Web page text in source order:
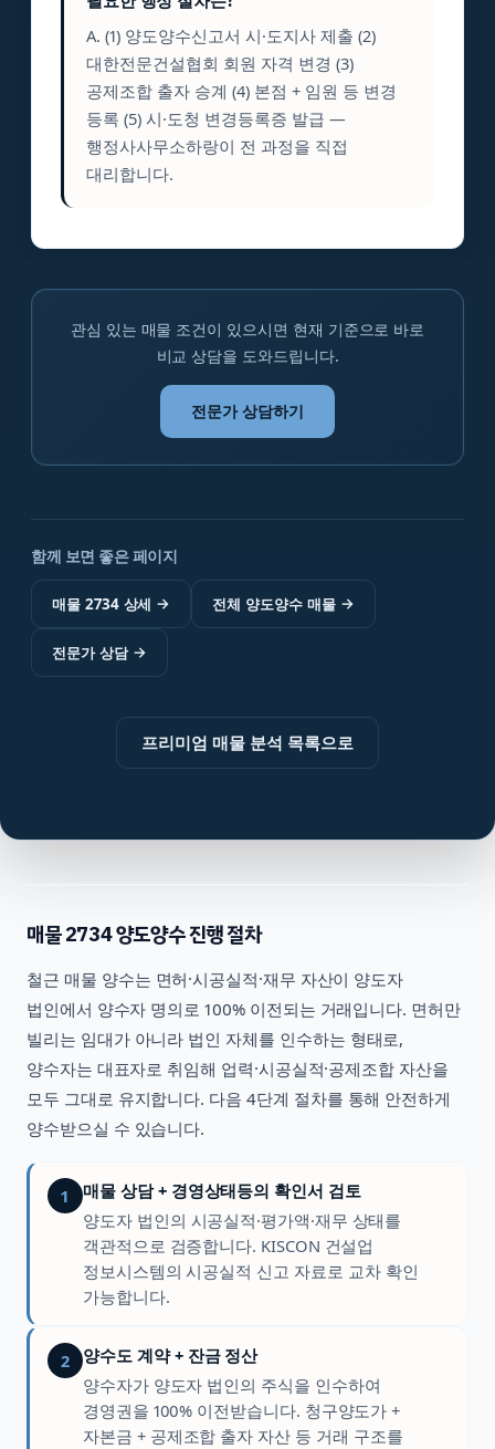
A. (1) 양도양수신고서 시·도지사 제출 (2)
대한전문건설협회 회원 자격 변경 (3)
공제조합 출자 승계 (4) 본점 + 임원 등 변경
등록 (5) 시·도청 변경등록증 발급 —
행정사사무소하랑이 전 과정을 직접
대리합니다.
관심 있는 매물 조건이 있으시면 현재 기준으로 바로
비교 상담을 도와드립니다.
전문가 상담하기
함께 보면 좋은 페이지
매물 2734 상세 → 전체 양도양수 매물→
전문가 상담→
프리미엄 매물 분석 목록으로
매물2734양도양수 진행 절차
철근 매물 양수는 면허·시공실적·재무 자산이 양도자
법인에서 양수자 명의로 100% 이전되는 거래입니다. 면허만
빌리는 임대가 아니라 법인 자체를 인수하는 형태로,
양수자는 대표자로 취임해 업력·시공실적·공제조합 자산을
모두 그대로 유지합니다. 다음 4단계 절차를 통해 안전하게
양수받으실 수 있습니다.
1
매물 상담 + 경영상태등의 확인서 검토
양도자 법인의 시공실적·평가액·재무 상태를
객관적으로 검증합니다. KISCON 건설업
정보시스템의 시공실적 신고 자료로 교차 확인
가능합니다.
2
양수도 계약 + 잔금 정산
양수자가 양도자 법인의 주식을 인수하여
경영권을 100% 이전받습니다. 청구양도가 +
자본금 + 공제조합 출자 자산 등 거래 구조를